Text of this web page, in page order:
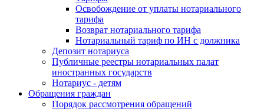
Освобождение от уплаты нотариального
тарифа
Возврат нотариального тарифа
Нотариальный тариф по ИН с должника
Депозит нотариуса
Публичные реестры нотариальных палат
иностранных государств
Нотариус - детям
Обращения граждан
Порядок рассмотрения обращений